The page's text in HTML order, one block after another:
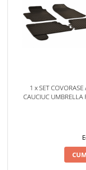
1 x SET COVORASE
CAUCIUC UMBRELLA